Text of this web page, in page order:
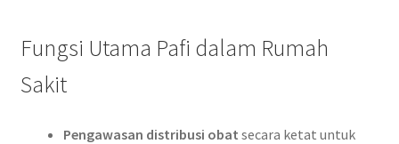
Fungsi Utama Pafi dalam Rumah
Sakit
Pengawasan distribusi obat secara ketat untuk